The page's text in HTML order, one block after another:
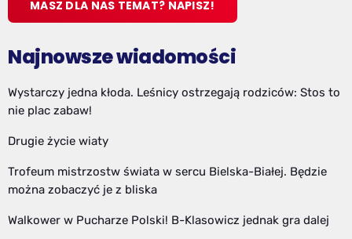
MASZ DLA NAS TEMAT? NAPISZ!
Najnowsze wiadomości
Wystarczy jedna kłoda. Leśnicy ostrzegają rodziców: Stos to
nie plac zabaw!
Drugie życie wiaty
Trofeum mistrzostw świata w sercu Bielska-Białej. Będzie
można zobaczyć je z bliska
Walkower w Pucharze Polski! B-Klasowicz jednak gra dalej